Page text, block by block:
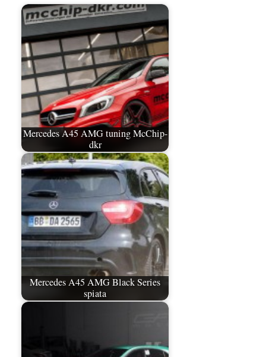
Mercedes A45 AMG tuning McChip-
dkr
Mercedes A45 AMG Black Series
spiata